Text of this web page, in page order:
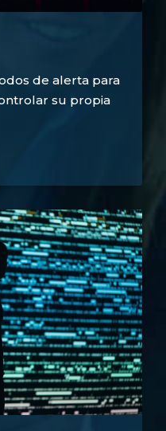
de alerta para
su propia